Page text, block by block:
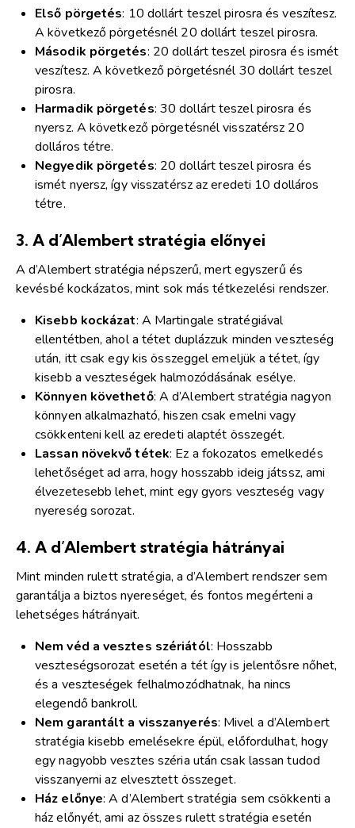
Első pörgetés: 10 dollárt teszel pirosra és veszítesz.
A következő pörgetésnél 20 dollárt teszel pirosra.
Második pörgetés: 20 dollárt teszel pirosra és ismét
veszítesz. A következő pörgetésnél 30 dollárt teszel
pirosra.
Harmadik pörgetés: 30 dollárt teszel pirosra és
nyersz. A következő pörgetésnél visszatérsz 20
dolláros tétre.
Negyedik pörgetés: 20 dollárt teszel pirosra és
ismét nyersz, így visszatérsz az eredeti 10 dolláros
tétre.
3. A d’Alembert stratégia előnyei
A d’Alembert stratégia népszerű, mert egyszerű és
kevésbé kockázatos, mint sok más tétkezelési rendszer.
Kisebb kockázat: A Martingale stratégiával
ellentétben, ahol a tétet duplázzuk minden veszteség
után, itt csak egy kis összeggel emeljük a tétet, így
kisebb a veszteségek halmozódásának esélye.
Könnyen követhető: A d’Alembert stratégia nagyon
könnyen alkalmazható, hiszen csak emelni vagy
csökkenteni kell az eredeti alaptét összegét.
Lassan növekvő tétek: Ez a fokozatos emelkedés
lehetőséget ad arra, hogy hosszabb ideig játssz, ami
élvezetesebb lehet, mint egy gyors veszteség vagy
nyereség sorozat.
4. A d’Alembert stratégia hátrányai
Mint minden rulett stratégia, a d’Alembert rendszer sem
garantálja a biztos nyereséget, és fontos megérteni a
lehetséges hátrányait.
Nem véd a vesztes szériától: Hosszabb
veszteségsorozat esetén a tét így is jelentősre nőhet,
és a veszteségek felhalmozódhatnak, ha nincs
elegendő bankroll.
Nem garantált a visszanyerés: Mivel a d’Alembert
stratégia kisebb emelésekre épül, előfordulhat, hogy
egy nagyobb vesztes széria után csak lassan tudod
visszanyerni az elvesztett összeget.
Ház előnye: A d’Alembert stratégia sem csökkenti a
ház előnyét, ami az összes rulett stratégia esetén